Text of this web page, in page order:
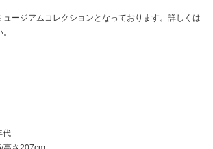
ュージアムコレクションとなっております。詳しくは
代